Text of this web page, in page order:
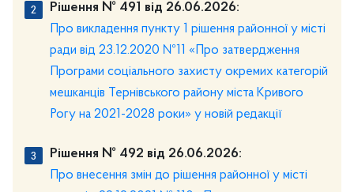
Рішення № 491 від 26.06.2026:
Про викладення пункту 1 рішення районної у місті
ради від 23.12.2020 №11 «Про затвердження
Програми соціального захисту окремих категорій
мешканців Тернівського району міста Кривого
Рогу на 2021-2028 роки» у новій редакції
Рішення № 492 від 26.06.2026:
Про внесення змін до рішення районної у місті